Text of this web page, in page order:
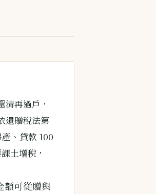
再過戶，
遺贈稅法第
、貸款 100
土增稅，
額可從贈與